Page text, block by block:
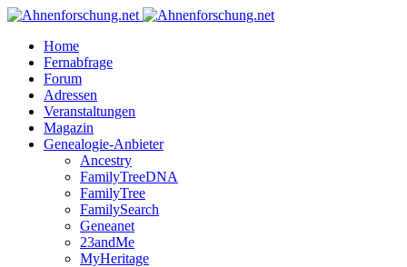
Home
Fernabfrage
Forum
Adressen
Veranstaltungen
Magazin
Genealogie-Anbieter
Ancestry
FamilyTreeDNA
FamilyTree
FamilySearch
Geneanet
23andMe
MyHeritage